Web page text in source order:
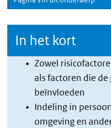
In het kort
Zowel
als factoren die
beïnvloeden
Indeling in
omgeving en